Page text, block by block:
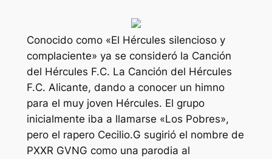
Conocido como «El Hércules silencioso y
complaciente» ya se consideró la Canción
del Hércules F.C. La Canción del Hércules
F.C. Alicante, dando a conocer un himno
para el muy joven Hércules. El grupo
inicialmente iba a llamarse «Los Pobres»,
pero el rapero Cecilio.G sugirió el nombre de
PXXR GVNG como una parodia al